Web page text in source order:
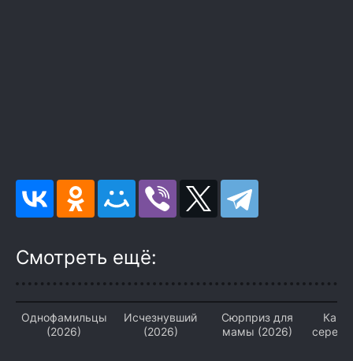
Смотреть ещё:
Однофамильцы
(2026)
Исчезнувший
(2026)
Сюрприз для
мамы (2026)